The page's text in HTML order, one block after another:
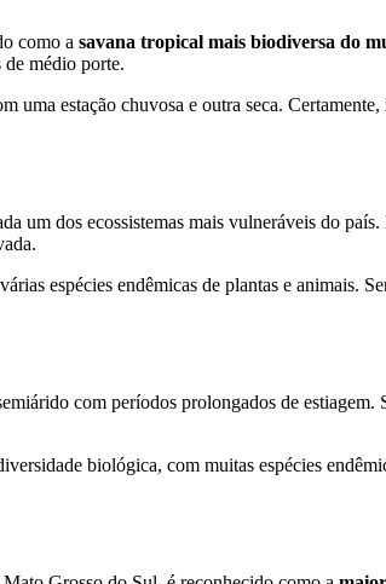
como a savana tropical mais biodiversa do
de médio porte.
uma estação chuvosa e outra seca.
um dos ecossistemas mais vulneráveis do
espécies endêmicas de plantas e animais.
com períodos prolongados de estiagem.
biológica, com muitas espécies